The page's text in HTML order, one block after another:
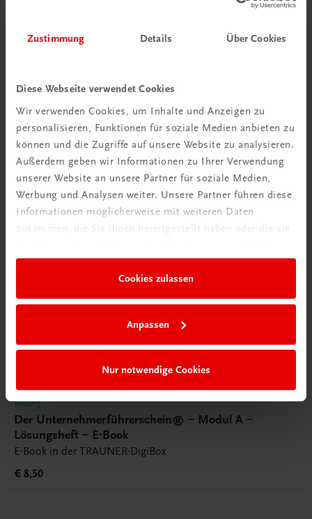
Zustimmung Details Über Cookies
Diese Webseite verwendet Cookies
Wir verwenden Cookies, um Inhalte und Anzeigen zu
personalisieren, Funktionen für soziale Medien anbieten zu
können und die Zugriffe auf unsere Website zu analysieren.
Außerdem geben wir Informationen zu Ihrer Verwendung
unserer Website an unsere Partner für soziale Medien,
Werbung und Analysen weiter. Unsere Partner führen diese
Informationen möglicherweise mit weiteren Daten
zusammen, die Sie ihnen bereitgestellt haben oder die sie
Cookies zulassen
Anpassen
Nur notwendige Cookies
Bildung
TRAUNER-DigiBox
€ 15,47
Bildung
Der Unternehmerführerschein® – Modul A –
Lösungsheft – E-Book
E-Book in der TRAUNER-DigiBox
€ 8,50